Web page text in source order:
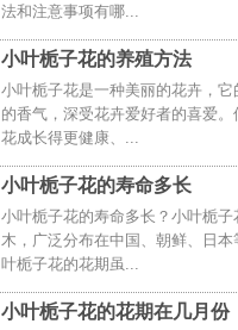
法和注意事项有哪...
小叶栀子花的养殖方法
小叶栀子花是一种美丽的花卉，
的香气，深受花卉爱好者的喜爱
花成长得更健康、...
小叶栀子花的寿命多长
小叶栀子花的寿命多长？小叶栀
木，广泛分布在中国、朝鲜、日
叶栀子花的花期虽...
小叶栀子花的花期在几月份